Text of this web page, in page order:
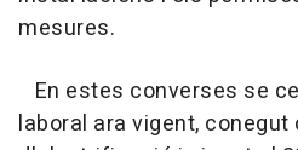
mesures.
En estes converses se
laboral ara vigent, conegut